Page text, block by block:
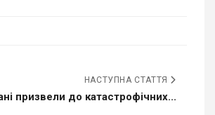
НАСТУПНА СТАТТЯ
призвели до катастрофічних...